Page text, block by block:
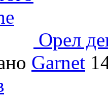
Орел
Garnet